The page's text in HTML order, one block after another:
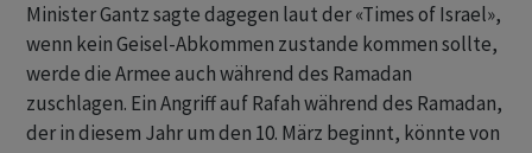
Minister Gantz sagte dagegen laut der «Times of Israel»,
wenn kein Geisel-Abkommen zustande kommen sollte,
werde die Armee auch während des Ramadan
zuschlagen. Ein Angriff auf Rafah während des Ramadan,
der in diesem Jahr um den 10. März beginnt, könnte von